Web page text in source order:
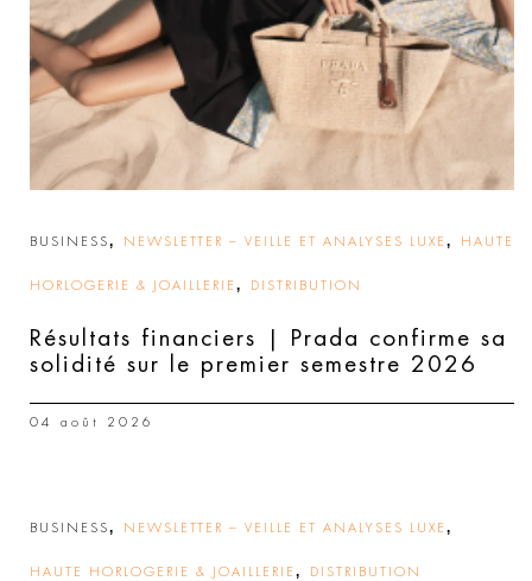
BUSINESS, NEWSLETTER – VEILLE ET ANALYSES LUXE , HAUTE
HORLOGERIE & JOAILLERIE , DISTRIBUTION
Résultats financiers | Prada confirme sa
solidité sur le premier semestre 2026
04 août 2026
BUSINESS, NEWSLETTER – VEILLE ET ANALYSES LUXE ,
HAUTE HORLOGERIE & JOAILLERIE , DISTRIBUTION